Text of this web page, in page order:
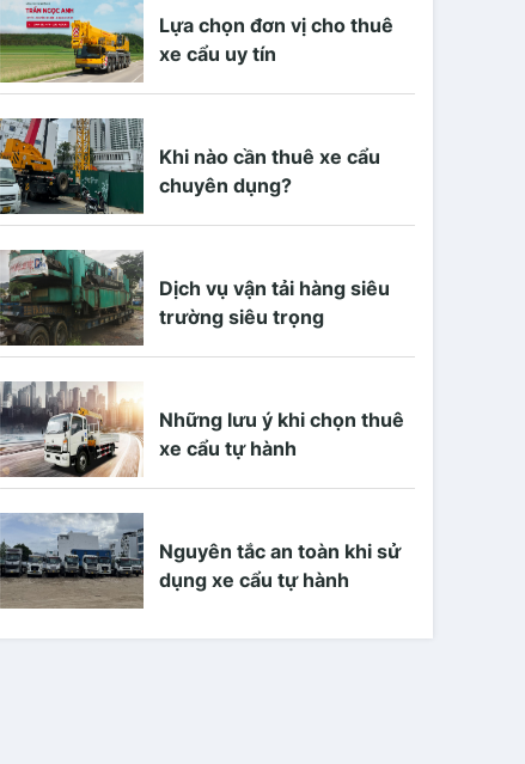
Lựa chọn đơn vị cho thuê
xe cẩu uy tín
Khi nào cần thuê xe cẩu
chuyên dụng?
Dịch vụ vận tải hàng siêu
trường siêu trọng
Những lưu ý khi chọn thuê
xe cẩu tự hành
Nguyên tắc an toàn khi sử
dụng xe cẩu tự hành